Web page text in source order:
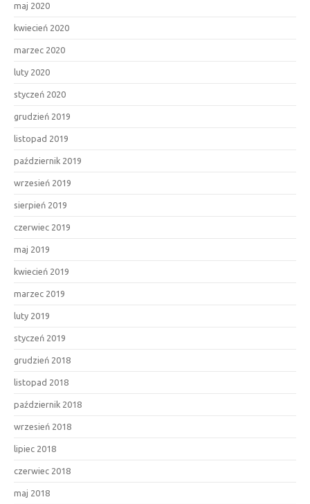
maj 2020
kwiecień 2020
marzec 2020
luty 2020
styczeń 2020
grudzień 2019
listopad 2019
październik 2019
wrzesień 2019
sierpień 2019
czerwiec 2019
maj 2019
kwiecień 2019
marzec 2019
luty 2019
styczeń 2019
grudzień 2018
listopad 2018
październik 2018
wrzesień 2018
lipiec 2018
czerwiec 2018
maj 2018